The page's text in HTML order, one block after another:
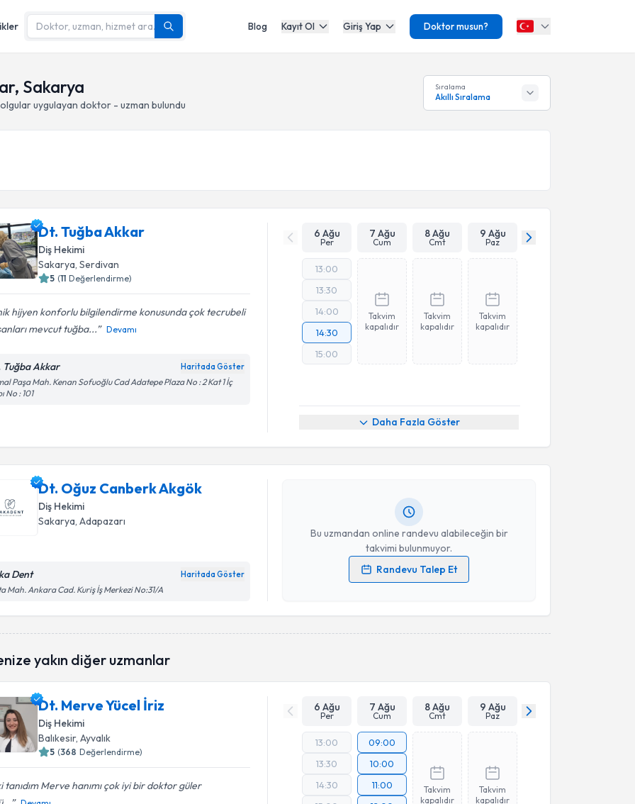
Blog Kayıt Ol Giriş Yap Doktor musun?
Sakarya
uygulayan doktor - uzman bulundu
Sıralama
Akıllı Sıralama
Dt. Tuğba Akkar
Diş Hekimi
Sakarya, Serdivan
5 (11 Değerlendirme)
hijyen konforlu bilgilendirme konusunda çok tecrubeli
mevcut tuğba...
Devamı
Tuğba Akkar Haritada Göster
Paşa Mah. Kenan Sofuoğlu Cad Adatepe Plaza No : 2 Kat 1 İç
No : 101
6 Ağu
Per
7 Ağu
Cum
8 Ağu
Cmt
9 Ağu
Paz
13:00
13:30
14:00
14:30
15:00
Takvim
kapalıdır
Takvim
kapalıdır
Takvim
kapalıdır
Daha Fazla Göster
Dt. Oğuz Canberk Akgök
Diş Hekimi
Sakarya , Adapazarı
Dent Haritada Göster
Mah. Ankara Cad. Kuriş İş Merkezi No:31/A
Bu uzmandan online randevu alabileceğin bir
takvimi bulunmuyor.
Randevu Talep Et
Randevu Takvimi Talebi
Kişisel verilerimin işlenmesine ilişkinAydınlatma Metni
yakın diğer uzmanlar
Dt. Merve Yücel İriz
Diş Hekimi
Balıkesir, Ayvalık
5 (368 Değerlendirme)
tanıdım Merve hanımı çok iyi bir doktor güler
6 Ağu
Per
7 Ağu
Cum
8 Ağu
Cmt
9 Ağu
Paz
13:00
13:30
14:30
09:00
10:00
11:00
Takvim
kapalıdır
Takvim
kapalıdır